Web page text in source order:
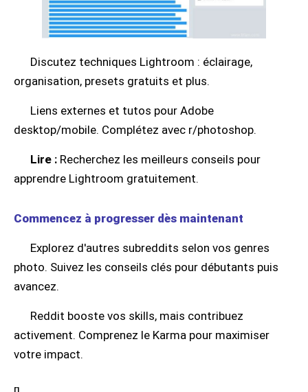
Discutez techniques Lightroom : éclairage,
organisation, presets gratuits et plus.
Liens externes et tutos pour Adobe
desktop/mobile. Complétez avec r/photoshop.
Lire : Recherchez les meilleurs conseils pour
apprendre Lightroom gratuitement.
Commencez à progresser dès maintenant
Explorez d'autres subreddits selon vos genres
photo. Suivez les conseils clés pour débutants puis
avancez.
Reddit booste vos skills, mais contribuez
activement. Comprenez le Karma pour maximiser
votre impact.